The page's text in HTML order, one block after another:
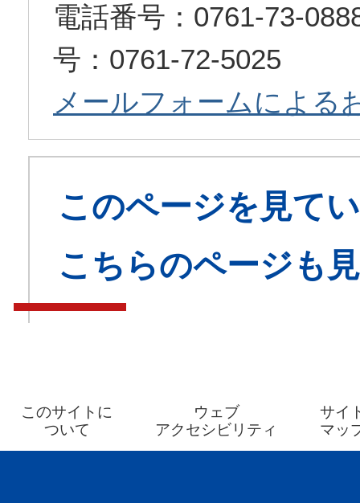
電話番号：0761-73-
号：0761-72-5025
メールフォームによる
このページを見て
こちらのページも
このサイトに
ついて
ウェブ
アクセシビリティ
サイ
マッ